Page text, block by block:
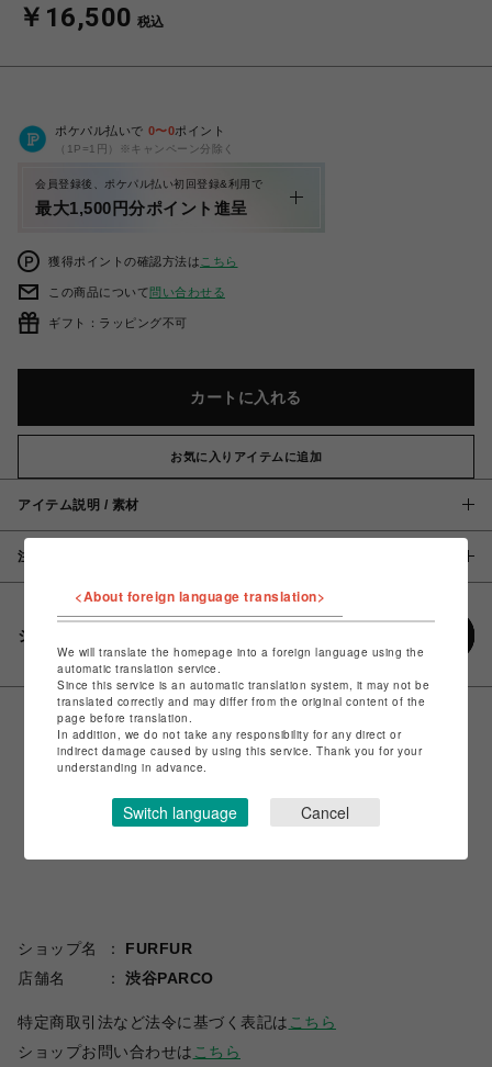
￥16,500 税込
ポケパル払いで 0〜0ポイント
（1P=1円）※キャンペーン分除く
会員登録後、ポケパル払い初回登録&利用で
最大1,500円分ポイント進呈
獲得ポイントの確認方法は こちら
この商品について問い合わせる
ギフト：ラッピング不可
カートに入れる
お気に入りアイテムに追加
アイテム説明 / 素材
注意事項
シェアする
ショップ名
FURFUR
店舗名
渋谷PARCO
特定商取引法など法令に基づく表記は こちら
ショップお問い合わせは こちら
<About foreign language translation>
We will translate the homepage into a foreign language using the
automatic translation service.
Since this service is an automatic translation system, it may not be
translated correctly and may differ from the original content of the
page before translation.
In addition, we do not take any responsibility for any direct or
indirect damage caused by using this service. Thank you for your
understanding in advance.
Switch language Cancel